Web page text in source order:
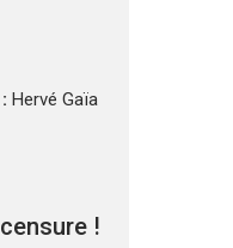
Hervé Gaïa
!